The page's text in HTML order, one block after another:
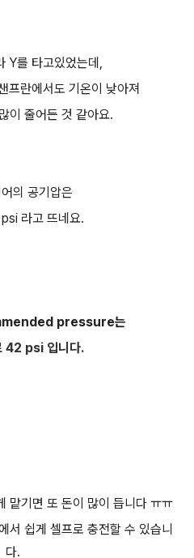
Y를 타고있었는데,
프란에서도 기온이 낮아져
이 줄어든 것 같아요.
의 공기압은
라고 뜨네요.
pressure는
42 psi 입니다.
맡기면 또 돈이 많이 듭니다 ㅠㅠ
서 쉽게 셀프로 충전할 수 있습니
다.